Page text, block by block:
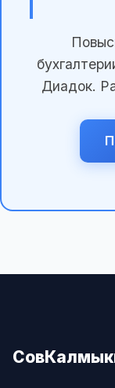
Диадок.